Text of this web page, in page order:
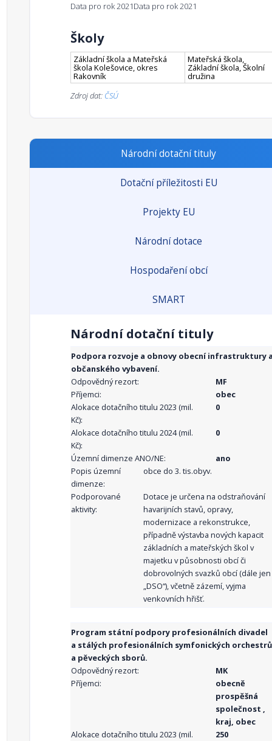
Data pro rok 2021Data pro rok 2021
Školy
Základní škola a Mateřská
škola Kolešovice, okres
Rakovník
Mateřská škola,
Základní škola, Školní
družina
Zdroj dat: ČSÚ
Národní dotační tituly
Dotační příležitosti EU
Projekty EU
Národní dotace
Hospodaření obcí
SMART
Národní dotační tituly
Podpora rozvoje a obnovy obecní infrastruktury
občanského vybavení.
Odpovědný rezort:
MF
Příjemci:
obec
Alokace dotačního titulu 2023 (mil.
Kč):
0
Alokace dotačního titulu 2024 (mil.
Kč):
0
Územní dimenze ANO/NE:
ano
Popis územní
dimenze:
obce do 3. tis.obyv.
Podporované
aktivity:
Dotace je určena na odstraňování
havarijních stavů, opravy,
modernizace a rekonstrukce,
případně výstavba nových kapacit
základních a mateřských škol v
majetku v působnosti obcí či
dobrovolných svazků obcí (dále jen
„DSO“), včetně zázemí, vyjma
venkovních hřišť.
Program státní podpory profesionálních divadel
a stálých profesionálních symfonických orchestrů
a pěveckých sborů.
Odpovědný rezort:
MK
Příjemci:
obecně
prospěšná
společnost ,
kraj, obec
Alokace dotačního titulu 2023 (mil.
250